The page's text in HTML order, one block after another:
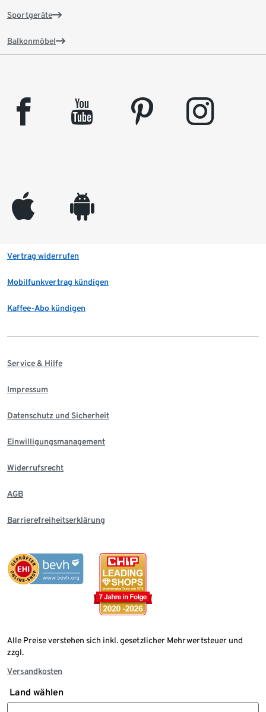
Sportgeräte
Balkonmöbel
facebook youtube pinterest instagram
appleinc android
Vertrag widerrufen
Mobilfunkvertrag kündigen
Kaffee-Abo kündigen
Service & Hilfe
Impressum
Datenschutz und Sicherheit
Einwilligungsmanagement
Widerrufsrecht
AGB
Barrierefreiheitserklärung
Alle Preise verstehen sich inkl. gesetzlicher Mehrwertsteuer und
zzgl.
Versandkosten
Land wählen